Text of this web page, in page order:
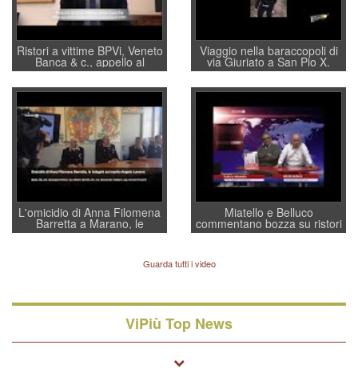
Ristori a vittime BPVi, Veneto
Banca & c., appello al
sottosegretario Alessio
Villarosa: per mettere ordine
convochi con Di Maio CNCU
a supporto della cabina di
regia al Mef
Viaggio nella baraccopoli di
via Giuriato a San Pio X.
Vicenza ai Vicentini: “faremo
un regalo di Natale ai
residenti”
L'omicidio di Anna Filomena
Barretta a Marano, le
indagini dei carabinieri di
quelle di... Barbara D'Urso
Miatello e Belluco
commentano bozza su ristori
BPVi e Veneto Banca
Guarda tutti i video
ViPiù Top News